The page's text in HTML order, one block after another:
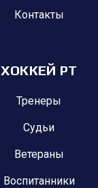
Контакты
ХОККЕЙ РТ
Тренеры
Судьи
Ветераны
Воспитанники